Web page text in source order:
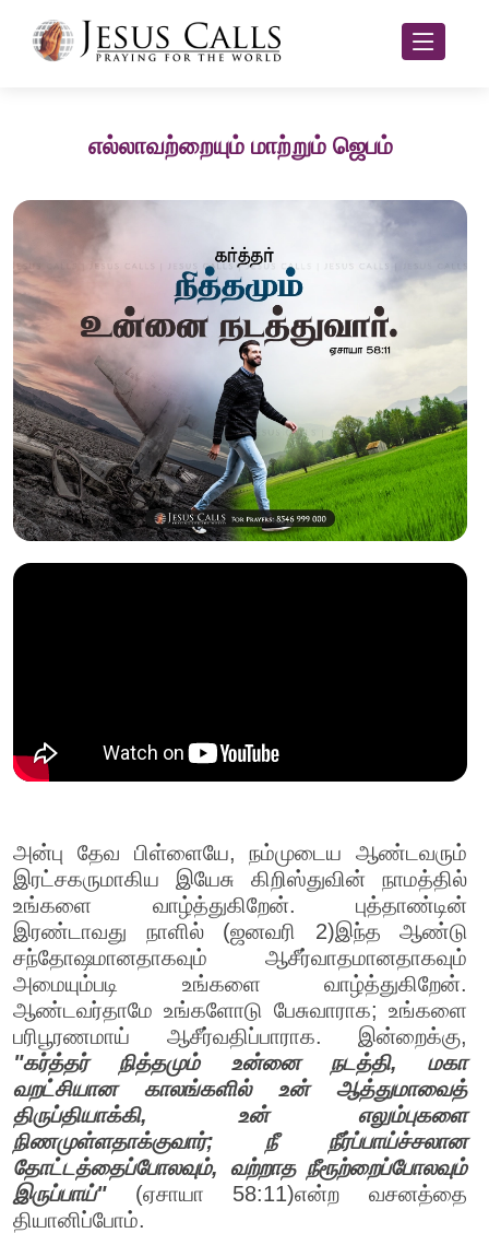
எல்லாவற்றையும் மாற்றும் ஜெபம்
அன்பு தேவ பிள்ளையே, நம்முடைய ஆண்டவரும்
இரட்சகருமாகிய இயேசு கிறிஸ்துவின் நாமத்தில்
உங்களை வாழ்த்துகிறேன். புத்தாண்டின்
இரண்டாவது நாளில் (ஜனவரி 2)இந்த ஆண்டு
சந்தோஷமானதாகவும் ஆசீர்வாதமானதாகவும்
அமையும்படி உங்களை வாழ்த்துகிறேன்.
ஆண்டவர்தாமே உங்களோடு பேசுவாராக; உங்களை
பரிபூரணமாய் ஆசீர்வதிப்பாராக. இன்றைக்கு,
"கர்த்தர் நித்தமும் உன்னை நடத்தி, மகா
வறட்சியான காலங்களில் உன் ஆத்துமாவைத்
திருப்தியாக்கி, உன் எலும்புகளை
நிணமுள்ளதாக்குவார்; நீ நீர்ப்பாய்ச்சலான
தோட்டத்தைப்போலவும், வற்றாத நீரூற்றைப்போலவும்
இருப்பாய்" (ஏசாயா 58:11)என்ற வசனத்தை
தியானிப்போம்.